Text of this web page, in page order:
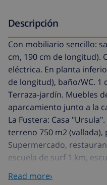
Descripción
Con mobiliario sencillo:
cm, 190 cm de longitud).
eléctrica. En planta
de longitud), baño/WC. 1
Terraza-jardín. Muebles
aparcamiento junto a la
La Fustera: Casa
terreno 750 m2 (vallada),
Supermercado,
escuela de surf 1 km,
Read more›